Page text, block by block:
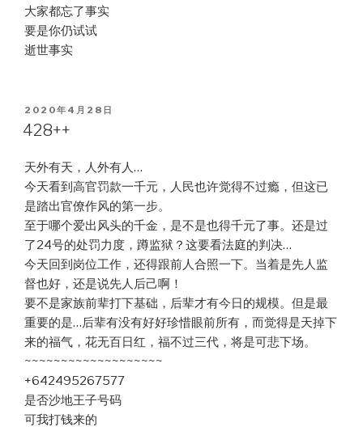
大家都忘了事实
要是你仍试试
逝世事实
POSTED
ON
2020年4月28日
428++
天外有天，人外有人…
今天看到高官罚款一千元，人民也许觉得不过瘾，但这已
是踏出官僚作风的第一步。
至于哪个爱出风头的千金，是不是也得千元了事。还是过
了24号的处罚力度，蹲监狱？这要看法庭的判决…
今天回到岗位工作，还得跟前人合照一下。当着是先人监
督也好，还是说先人后己啊！
要不是家族前辈打下基础，后辈才有今日的规模。但是最
重要的是…后辈有没有好好珍惜眼前所有，而觉得是天掉下
来的福气，花无百日红，福不过三代，将是可悲下场。
~~~~~~~~~~~~~~~~~~~
+642495267577
是否沙地王子号码
可我打钱来的